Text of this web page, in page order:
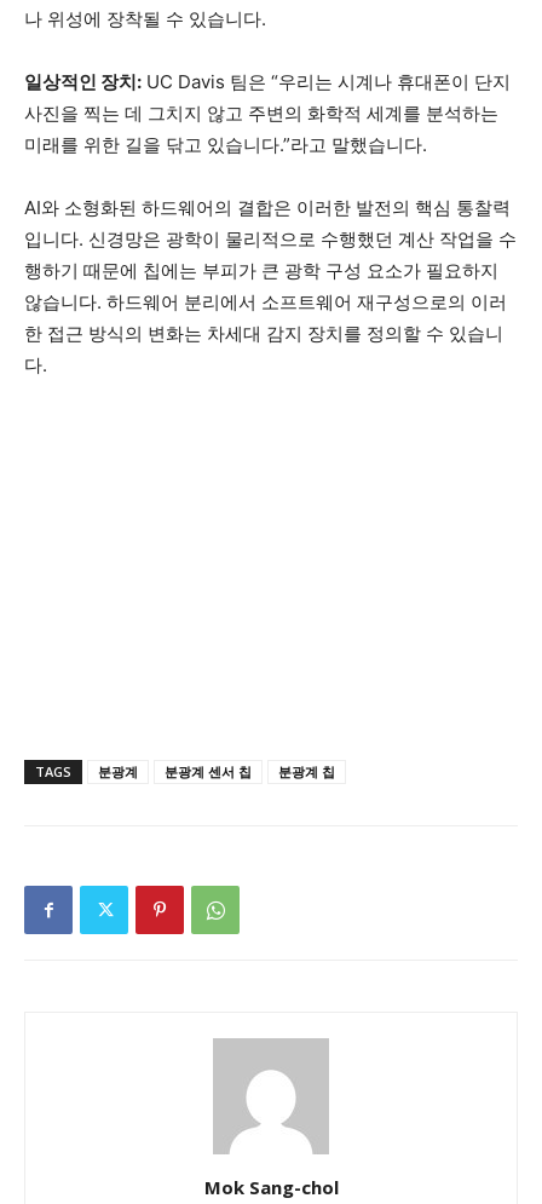
나 위성에 장착될 수 있습니다.
일상적인 장치: UC Davis 팀은 “우리는 시계나 휴대폰이 단지
사진을 찍는 데 그치지 않고 주변의 화학적 세계를 분석하는
미래를 위한 길을 닦고 있습니다.”라고 말했습니다.
AI와 소형화된 하드웨어의 결합은 이러한 발전의 핵심 통찰력
입니다. 신경망은 광학이 물리적으로 수행했던 계산 작업을 수
행하기 때문에 칩에는 부피가 큰 광학 구성 요소가 필요하지
않습니다. 하드웨어 분리에서 소프트웨어 재구성으로의 이러
한 접근 방식의 변화는 차세대 감지 장치를 정의할 수 있습니
다.
TAGS 분광계 분광계 센서 칩 분광계 칩
Mok Sang-chol